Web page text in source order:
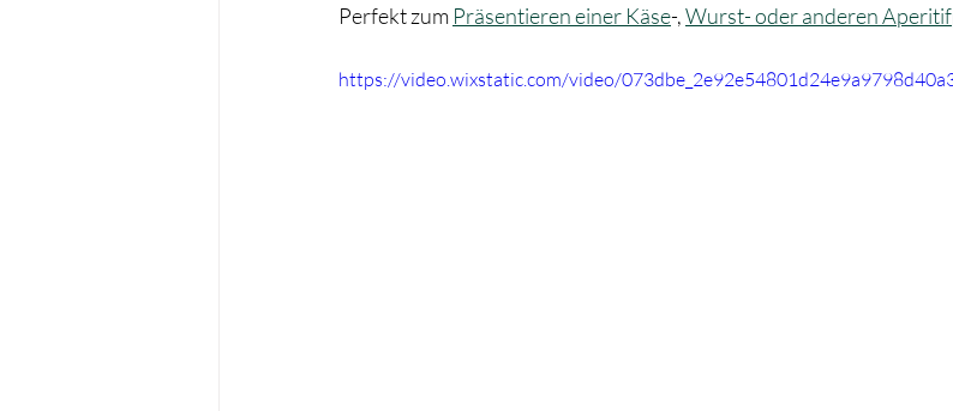
Perfekt zum Präsentieren einer Käse-, Wurst- oder anderen
https://video.wixstatic.com/video/